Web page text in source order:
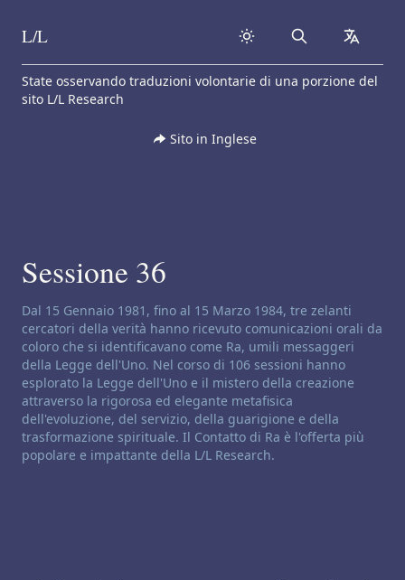
Skip to content
L/L Search
State osservando traduzioni volontarie di una porzione del
sito L/L Research
Sito in Inglese
Sessione 36
Disclaimer di canalizzazione:
Dal 15 Gennaio 1981, fino al 15 Marzo 1984, tre zelanti
cercatori della verità hanno ricevuto comunicazioni orali da
coloro che si identificavano come Ra, umili messaggeri
della Legge dell'Uno. Nel corso di 106 sessioni hanno
esplorato la Legge dell'Uno e il mistero della creazione
attraverso la rigorosa ed elegante metafisica
dell'evoluzione, del servizio, della guarigione e della
trasformazione spirituale. Il Contatto di Ra è l'offerta più
popolare e impattante della L/L Research.